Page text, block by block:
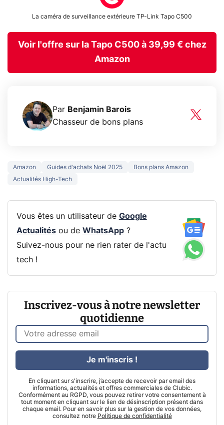
La caméra de surveillance extérieure TP-Link Tapo C500
Voir l'offre sur la Tapo C500 à 39,99 € chez
Amazon
Par Benjamin Barois
Chasseur de bons plans
Amazon Guides d'achats Noël 2025
Bons plans Amazon
Actualités High-Tech
Vous êtes un utilisateur de Google
Actualitésou de WhatsApp?
Suivez-nous pour ne rien rater de l'actu
tech !
Inscrivez-vous à notre newsletter
quotidienne
En cliquant sur s'inscrire, j’accepte de recevoir par email des
informations, actualités et offres commerciales de Clubic.
Conformément au RGPD, vous pouvez retirer votre consentement à
tout moment en cliquant sur le lien de désinscription présent dans
chaque email. Pour en savoir plus sur la gestion de vos données,
consultez notre Politique de confidentialité
Je m'inscris !